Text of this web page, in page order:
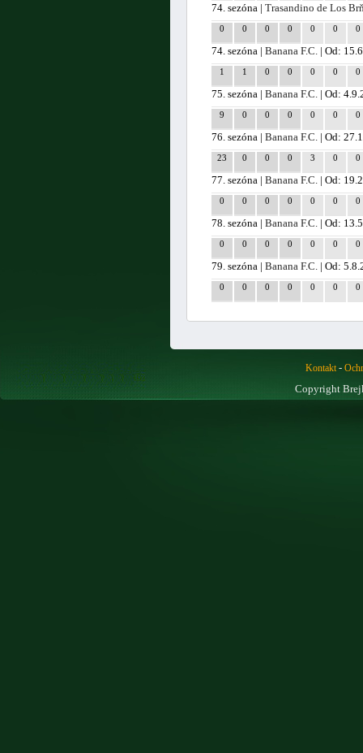
74. sezóna |Trasandino de Los
0 0 0 0 0 0 0
74. sezóna |Banana F.C. | Od:
1 1 0 0 0 0 0
75. sezóna |Banana F.C. | Od:
9 0 0 0 0 0 0
76. sezóna |Banana F.C. | Od:
23 0 0 0 3 0 0
77. sezóna |Banana F.C. | Od:
0 0 0 0 0 0 0
78. sezóna |Banana F.C. | Od:
0 0 0 0 0 0 0
79. sezóna |Banana F.C. | Od:
0 0 0 0 0 0 0
Kontakt-
Copyright